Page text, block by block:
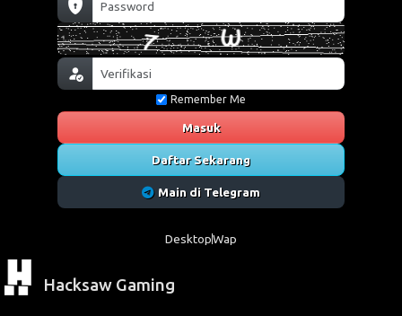
Remember Me
Masuk
Daftar Sekarang
Main di Telegram
DesktopWap
Hacksaw Gaming